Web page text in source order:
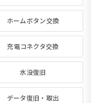
ホームボタン交換
充電コネクタ交換
水没復旧
データ復旧・取出